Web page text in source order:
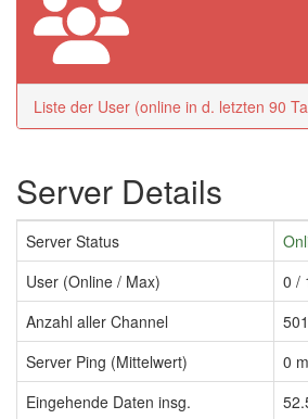
Liste der User (online in d. letzten 90
Server Details
Server Status
User (Online / Max)
0 /
Anzahl aller Channel
501
Server Ping (Mittelwert)
0
Eingehende Daten insg.